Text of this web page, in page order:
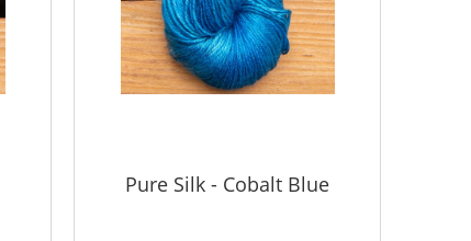
Pure Silk - Cobalt Blue